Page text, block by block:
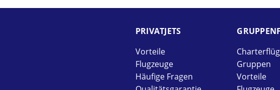
PRIVAT­JETS
Vorteile
Flugzeuge
Häufige Fragen
Gruppen
Vorteile